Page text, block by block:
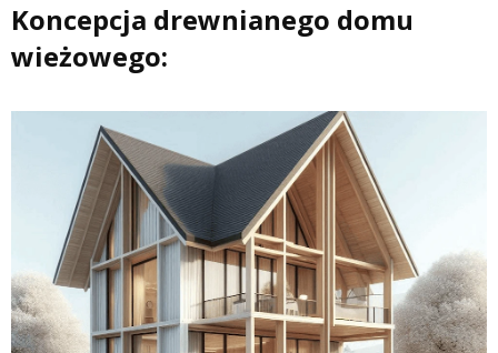
Koncepcja drewnianego domu
wieżowego: